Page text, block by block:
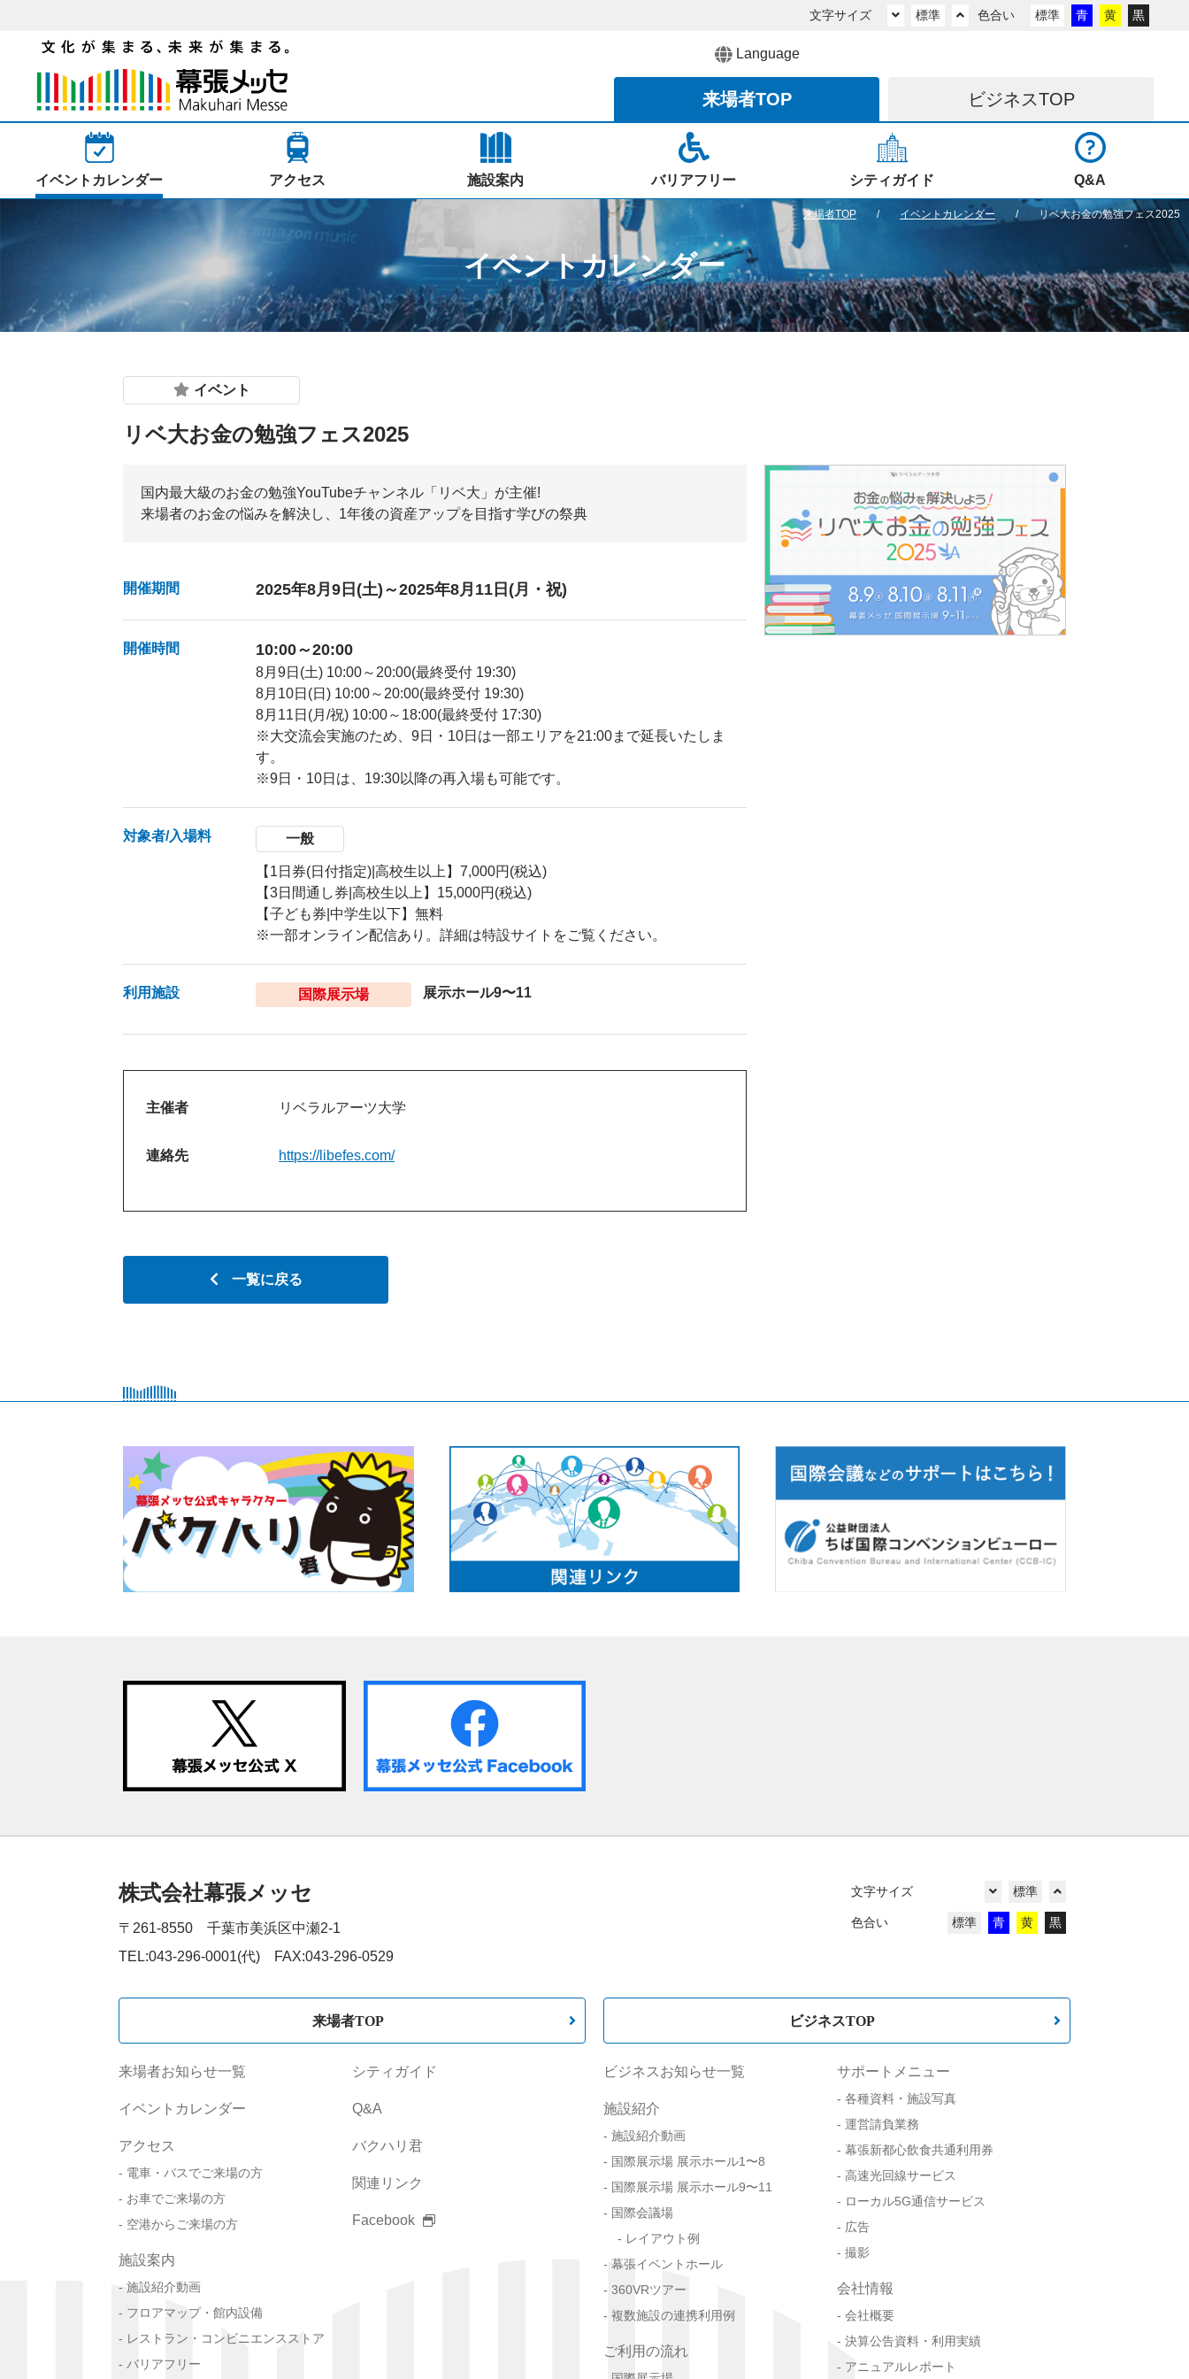
文字サイズ 標準 色合い 標準 青 黄 黒
Language
来場者TOP ビジネスTOP
イベントカレンダー アクセス 施設案内 バリアフリー シティガイド Q&A
イベントカレンダー
来場者TOP イベントカレンダー リベ大お金の勉強フェス2025
イベント
リベ大お金の勉強フェス2025
国内最大級のお金の勉強YouTubeチャンネル「リベ大」が主催!
来場者のお金の悩みを解決し、1年後の資産アップを目指す学びの祭典
開催期間 2025年8月9日(土)～2025年8月11日(月・祝)
開催時間 10:00～20:00
8月9日(土) 10:00～20:00(最終受付 19:30)
8月10日(日) 10:00～20:00(最終受付 19:30)
8月11日(月/祝) 10:00～18:00(最終受付 17:30)
※大交流会実施のため、9日・10日は一部エリアを21:00まで延長いたしま
す。
※9日・10日は、19:30以降の再入場も可能です。
対象者/入場料 一般
【1日券(日付指定)|高校生以上】7,000円(税込)
【3日間通し券|高校生以上】15,000円(税込)
【子ども券|中学生以下】無料
※一部オンライン配信あり。詳細は特設サイトをご覧ください。
利用施設 国際展示場 展示ホール9〜11
主催者 リベラルアーツ大学
連絡先 https://libefes.com/
一覧に戻る
株式会社幕張メッセ
〒261-8550 千葉市美浜区中瀬2-1
TEL:043-296-0001(代) FAX:043-296-0529
文字サイズ 標準
色合い 標準 青 黄 黒
来場者TOP
来場者お知らせ一覧
イベントカレンダー
アクセス
電車・バスでご来場の方
お車でご来場の方
空港からご来場の方
施設案内
施設紹介動画
フロアマップ・館内設備
レストラン・コンビニエンスストア
バリアフリー
シティガイド
Q&A
バクハリ君
関連リンク
Facebook
ビジネスTOP
ビジネスお知らせ一覧
施設紹介
施設紹介動画
国際展示場 展示ホール1〜8
国際展示場 展示ホール9〜11
国際会議場
レイアウト例
幕張イベントホール
360VRツアー
複数施設の連携利用例
ご利用の流れ
サポートメニュー
各種資料・施設写真
運営請負業務
幕張新都心飲食共通利用券
高速光回線サービス
ローカル5G通信サービス
広告
撮影
会社情報
会社概要
決算公告資料・利用実績
アニュアルレポート